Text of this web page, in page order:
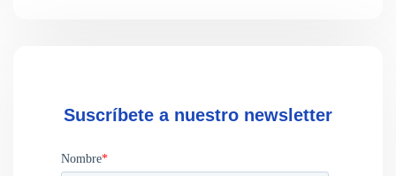
Suscríbete a nuestro newsletter